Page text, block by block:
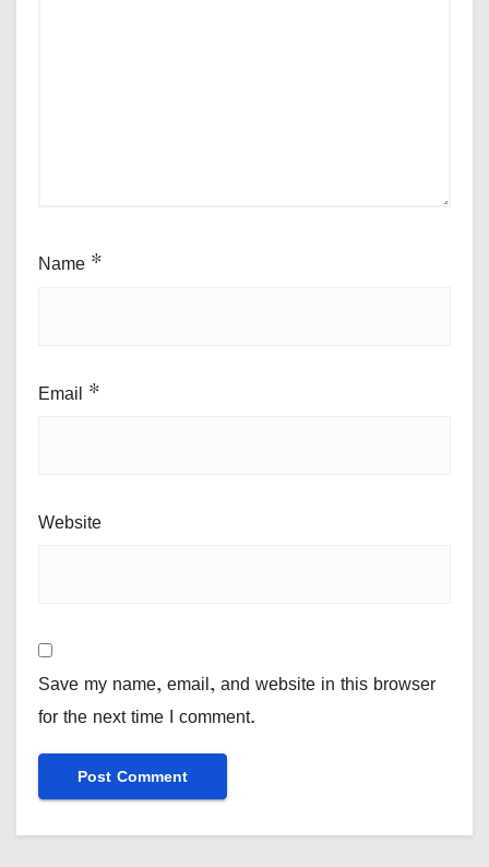
Name *
Email *
Website
Save my name, email, and website in this browser
for the next time I comment.